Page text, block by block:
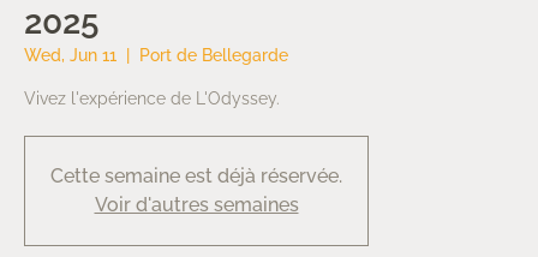
2025
Wed, Jun 11 Port de Bellegarde
Vivez l'expérience de L'Odyssey.
Cette semaine est déjà réservée.
Voir d'autres semaines